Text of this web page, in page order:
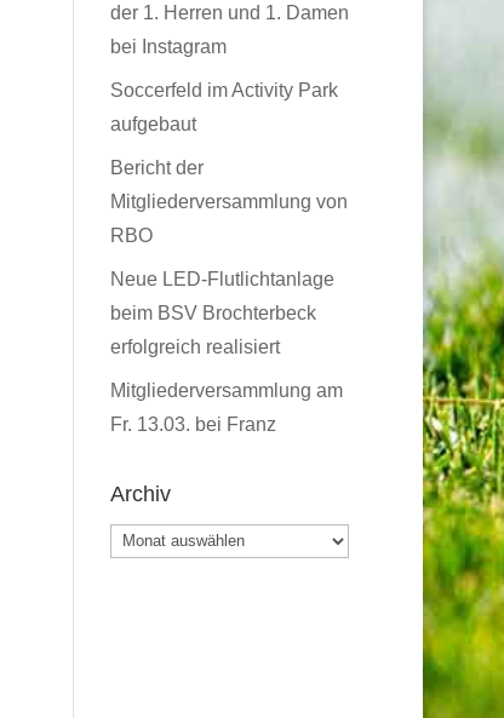
der 1. Herren und 1. Damen
bei Instagram
Soccerfeld im Activity Park
aufgebaut
Bericht der
Mitgliederversammlung von
RBO
Neue LED-Flutlichtanlage
beim BSV Brochterbeck
erfolgreich realisiert
Mitgliederversammlung am
Fr. 13.03. bei Franz
Archiv
Archiv